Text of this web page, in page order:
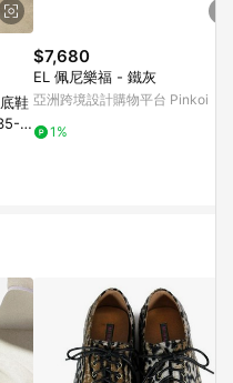
鞋
4
$7,680
EL 佩尼樂福 - 鐵灰
亞洲跨境設計購物平台 Pinkoi
1%